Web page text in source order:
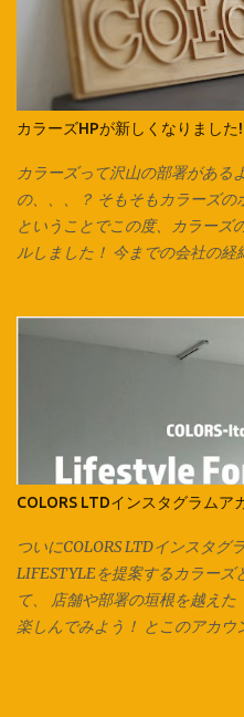
トソーで作る場合は縫い合わせ
す。 カットソーを横にして、
きます。 ※向きを間違えると伸
今回はマスク紐なので1cmほど
ズパゲッティヤーンのように太
輪で切り出した紐を2箇所で切
ズパゲッティヤーンにする場合
り、更につなげていきます。
使用しています。 他にも通し穴
は各店スタッフまで。 オリ
しみ頂けます。 Facebook で
す。 併せてお楽しみください♪
した‼ 各店の商品はこちらか
カラーズHPが新しくなりました!
カラーズって沢山の部署がある
の、、、？ そもそもカラーズ
ということでこの度、カラーズ
ルしました！ 今までの会社の
は、随時更新されていきます
様々な事が急速に変化していく
カラーズとしての思いや熱量
たいと思っています。 会社と
じてもらうことで、 今まで以
な、 そんなきっかけのひとつ
どにものをいう」をコンセプト
ーツや、 デザインに込められた
くは、最新号のGO ROUNDの
ーをご覧ください♪ カラーズ会
https://colorstown.co.jp/ 改めて
COLORS LTDインスタグラムア
ついにCOLORS LTDインスタグ
LIFESTYLEを提案するカラー
て、 店舗や部署の垣根を越え
楽しんでみよう！ とこのアカ